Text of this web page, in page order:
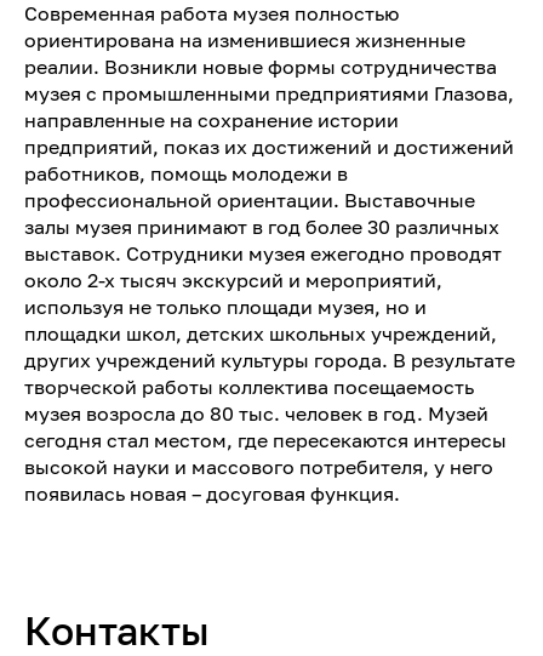
Современная работа музея полностью
ориентирована на изменившиеся жизненные
реалии. Возникли новые формы сотрудничества
музея с промышленными предприятиями Глазова,
направленные на сохранение истории
предприятий, показ их достижений и достижений
работников, помощь молодежи в
профессиональной ориентации. Выставочные
залы музея принимают в год более 30 различных
выставок. Сотрудники музея ежегодно проводят
около 2-х тысяч экскурсий и мероприятий,
используя не только площади музея, но и
площадки школ, детских школьных учреждений,
других учреждений культуры города. В результате
творческой работы коллектива посещаемость
музея возросла до 80 тыс. человек в год. Музей
сегодня стал местом, где пересекаются интересы
высокой науки и массового потребителя, у него
появилась новая – досуговая функция.
Контакты